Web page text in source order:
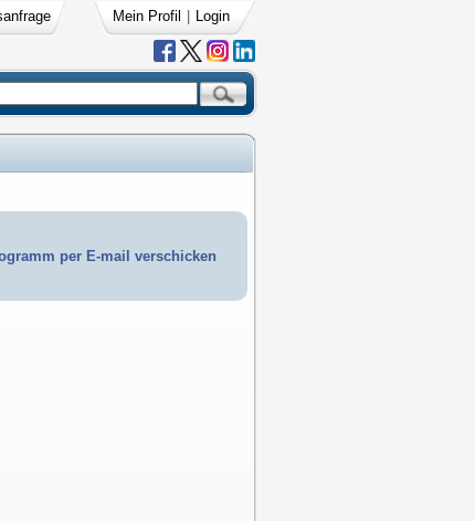
Mein Profil Login
per E-mail verschicken